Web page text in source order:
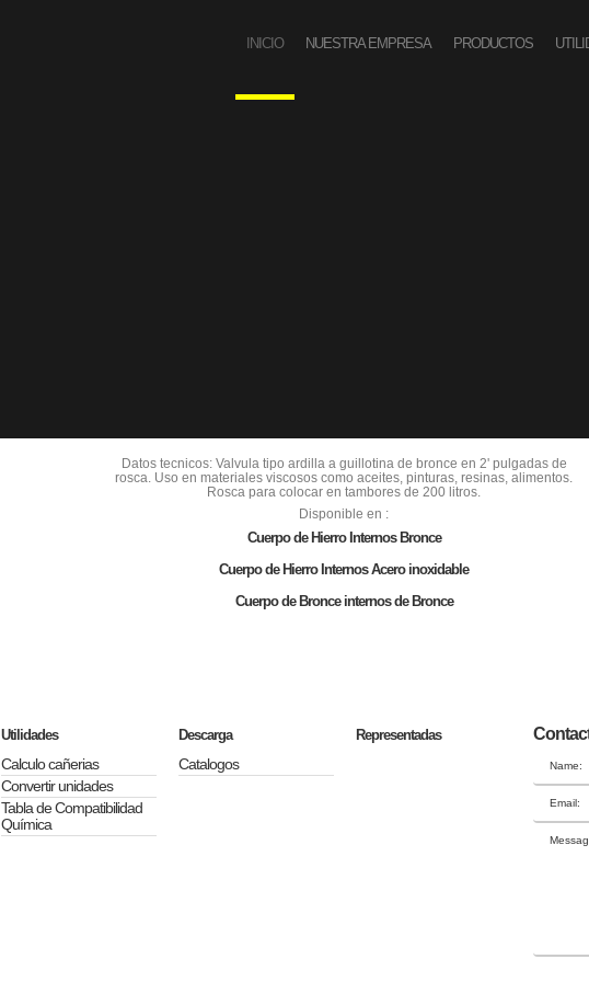
INICIO NUESTRA EMPRESA PRODUCTOS
Datos tecnicos: Valvula tipo ardilla a guillotina de bronce en 2' pulgadas de
rosca. Uso en materiales viscosos como aceites, pinturas, resinas, alimentos.
Rosca para colocar en tambores de 200 litros.
Disponible en :
Cuerpo de Hierro Internos Bronce
Cuerpo de Hierro Internos Acero inoxidable
Cuerpo de Bronce internos de Bronce
Utilidades
Calculo cañerias
Convertir unidades
Tabla de Compatibilidad
Química
Descarga
Catalogos
Representadas
Name:
Email: